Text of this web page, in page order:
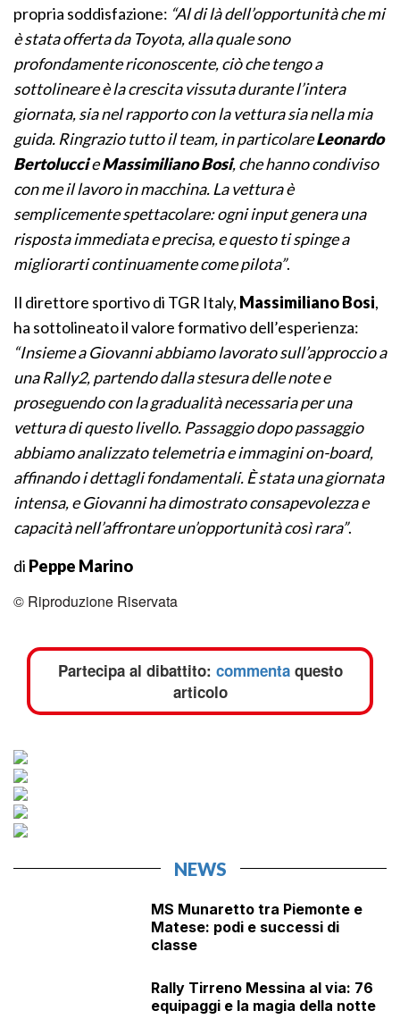
propria soddisfazione: “Al di là dell’opportunità che mi
è stata offerta da Toyota, alla quale sono
profondamente riconoscente, ciò che tengo a
sottolineare è la crescita vissuta durante l’intera
giornata, sia nel rapporto con la vettura sia nella mia
guida. Ringrazio tutto il team, in particolareLeonardo
BertoluccieMassimiliano Bosi, che hanno condiviso
con me il lavoro in macchina. La vettura è
semplicemente spettacolare: ogni input genera una
risposta immediata e precisa, e questo ti spinge a
migliorarti continuamente come pilota”.
Il direttore sportivo di TGR Italy, Massimiliano Bosi,
ha sottolineato il valore formativo dell’esperienza:
“Insieme a Giovanni abbiamo lavorato sull’approccio a
una Rally2, partendo dalla stesura delle note e
proseguendo con la gradualità necessaria per una
vettura di questo livello. Passaggio dopo passaggio
abbiamo analizzato telemetria e immagini on-board,
affinando i dettagli fondamentali. È stata una giornata
intensa, e Giovanni ha dimostrato consapevolezza e
capacità nell’affrontare un’opportunità così rara”.
di Peppe Marino
© Riproduzione Riservata
Partecipa al dibattito: commentaquesto
articolo
NEWS
MS Munaretto tra Piemonte e
Matese: podi e successi di
classe
Rally Tirreno Messina al via: 76
equipaggi e la magia della notte